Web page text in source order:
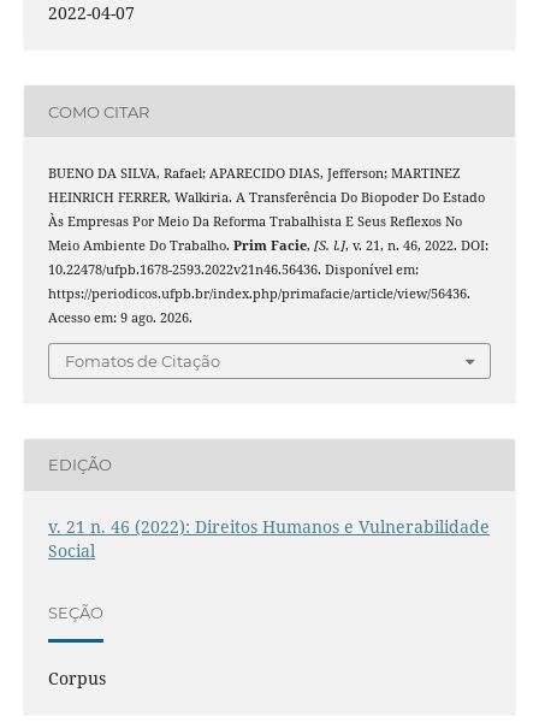
2022-04-07
COMO CITAR
BUENO DA SILVA, Rafael; APARECIDO DIAS, Jefferson; MARTINEZ
HEINRICH FERRER, Walkiria. A Transferência Do Biopoder Do Estado
Às Empresas Por Meio Da Reforma Trabalhista E Seus Reflexos No
Meio Ambiente Do Trabalho. Prim Facie, [S. l.], v. 21, n. 46, 2022. DOI:
10.22478/ufpb.1678-2593.2022v21n46.56436. Disponível em:
https://periodicos.ufpb.br/index.php/primafacie/article/view/56436.
Acesso em: 9 ago. 2026.
Fomatos de Citação
EDIÇÃO
v. 21 n. 46 (2022): Direitos Humanos e Vulnerabilidade
Social
SEÇÃO
Corpus